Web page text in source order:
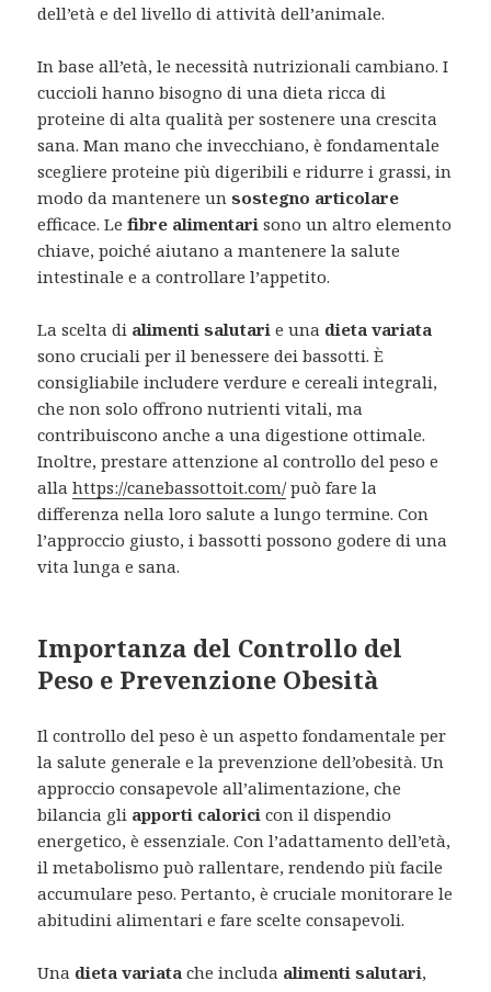
dell’età e del livello di attività dell’animale.
In base all’età, le necessità nutrizionali cambiano. I
cuccioli hanno bisogno di una dieta ricca di
proteine di alta qualità per sostenere una crescita
sana. Man mano che invecchiano, è fondamentale
scegliere proteine più digeribili e ridurre i grassi, in
modo da mantenere unsostegno articolare
efficace. Lefibre alimentari sono un altro elemento
chiave, poiché aiutano a mantenere la salute
intestinale e a controllare l’appetito.
La scelta di alimenti salutari e una dieta variata
sono cruciali per il benessere dei bassotti. È
consigliabile includere verdure e cereali integrali,
che non solo offrono nutrienti vitali, ma
contribuiscono anche a una digestione ottimale.
Inoltre, prestare attenzione al controllo del peso e
allahttps://canebassottoit.com/può fare la
differenza nella loro salute a lungo termine. Con
l’approccio giusto, i bassotti possono godere di una
vita lunga e sana.
Importanza del Controllo del
Peso e Prevenzione Obesità
Il controllo del peso è un aspetto fondamentale per
la salute generale e la prevenzione dell’obesità. Un
approccio consapevole all’alimentazione, che
bilancia gli apporti calorici con il dispendio
energetico, è essenziale. Con l’adattamento dell’età,
il metabolismo può rallentare, rendendo più facile
accumulare peso. Pertanto, è cruciale monitorare le
abitudini alimentari e fare scelte consapevoli.
Una dieta variata che includa alimenti salutari,